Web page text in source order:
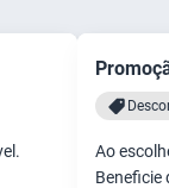
Ao
Beneficie